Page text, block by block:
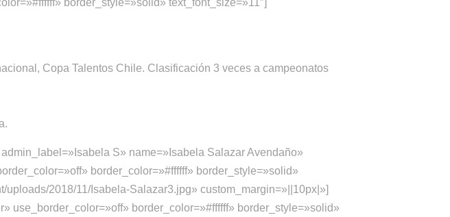
border_style=»solid» text_font_size=»11″]
Copa Talentos Chile. Clasificación 3 veces a campeonatos
S» name=»Isabela Salazar Avendaño»
border_color=»#ffffff» border_style=»solid»
2018/11/Isabela-Salazar3.jpg» custom_margin=»||10px|»]
use_border_color=»off» border_color=»#ffffff» border_style=»solid»